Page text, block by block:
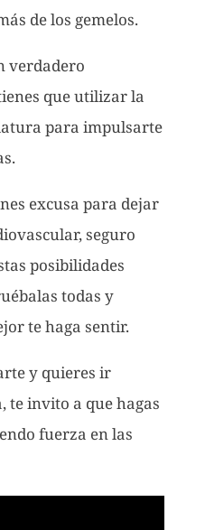
de los gemelos.
verdadero
que utilizar la
para impulsarte
excusa para dejar
seguro
posibilidades
todas y
te haga sentir.
y quieres ir
te invito a que hagas
fuerza en las